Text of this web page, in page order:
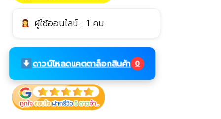
ผู้ใช้ออนไลน์ : 1 คน
ดาวน์โหลดแคตตาล็อกสินค้า 0